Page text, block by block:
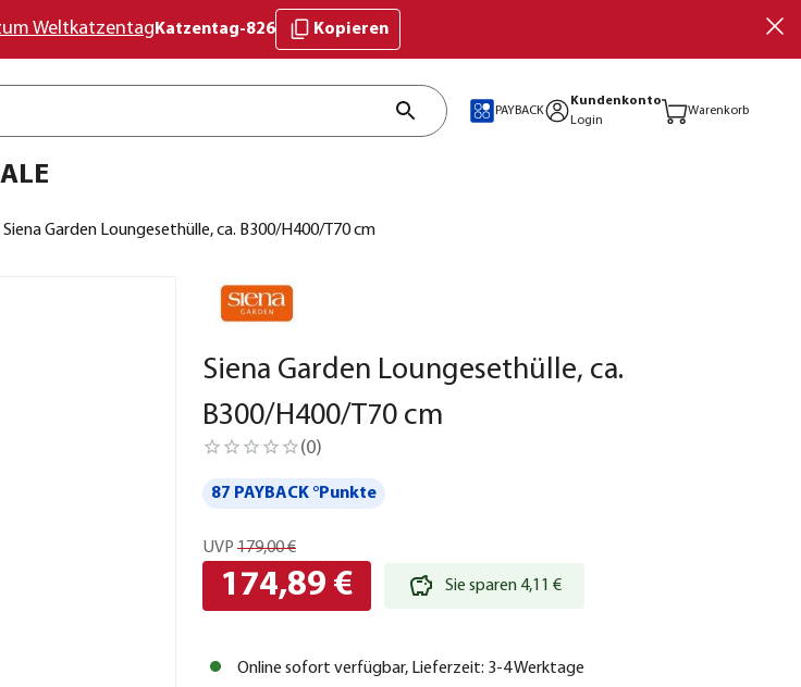
Weltkatzentag Katzentag-826 Kopieren
PAYBACK
Kundenkonto
Login
Warenkorb
Siena Garden Loungesethülle, ca. B300/H400/T70 cm
Siena Garden Loungesethülle, ca.
B300/H400/T70 cm
(0)
87 PAYBACK °Punkte
UVP 179,00 €
174,89 € Sie sparen 4,11 €
Online sofort verfügbar, Lieferzeit: 3-4 Werktage